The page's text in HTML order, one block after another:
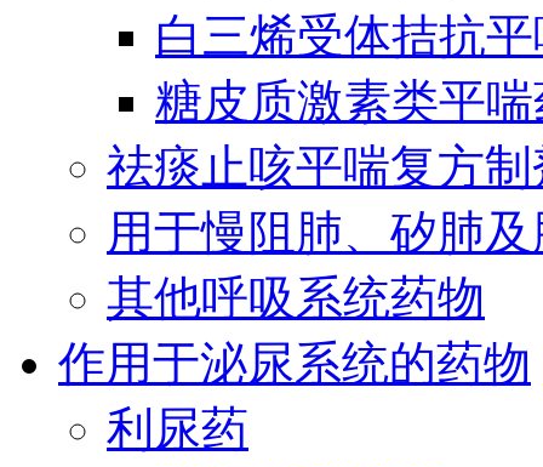
白三烯受体拮抗
糖皮质激素类平
祛痰止咳平喘复方制
用于慢阻肺、矽肺
其他呼吸系统药物
作用于泌尿系统的药物
利尿药